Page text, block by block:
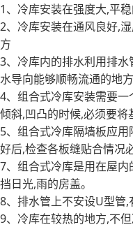
1、冷库安装在强度大,平稳
2、冷库安装在通风良好,
方
3、冷库内的排水利用排
水导向能够顺畅流通的地方
4、组合式冷库安装需要
倾斜,凹凸的时候,必须要将
5、组合式冷库隔墙板应
好后,检查各板缝贴合情况
7、组合式冷库是用在屋
挡日光,雨的房盖。
8、排水管上不安设U型管,
9、冷库在较热的地方,不